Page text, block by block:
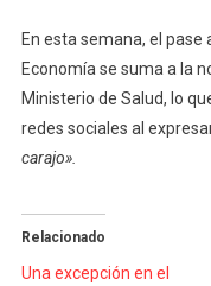
En esta semana, el
Economía se suma a la
Ministerio de Salud, lo
redes sociales al
carajo».
Relacionado
Una excepción en el